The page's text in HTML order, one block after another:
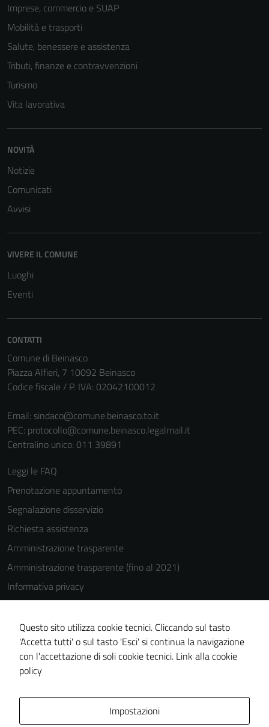
Imprese, commercio e SUAP
Mobilità e trasporti
Salute, benessere e assistenza
Tributi, finanze e contravvenzioni
Turismo
Vita lavorativa
NOVITÀ
Notizie
Comunicati
Avvisi
VIVERE IL COMUNE
Luoghi
Eventi
CONTATTI
Comune di Beinasco
Piazza Alfieri, 7 10092 Beinasco
Codice fiscale / P. IVA: 02042100012
Email: sindaco@comune.beinasco.to.it
PEC: protocollo@comune.beinasco.legalmail.it
Centralino unico: 011 39891
Leggi le FAQ
Prenotazione appuntamento
Segnalazione disservizio
Richiesta assistenza
Amministrazione trasparente
Amministrazione trasparente (fino al 2021)
Informativa privacy
Cookie Policy
Note legali
Dichiarazione di accessibilità
Piano di miglioramento del sito
Questo sito utilizza cookie tecnici. Cliccando sul tasto
'Accetta tutti' o sul tasto 'Esci' si continua la navigazione
con l'accettazione di soli cookie tecnici. Link alla cookie
policy
Impostazioni